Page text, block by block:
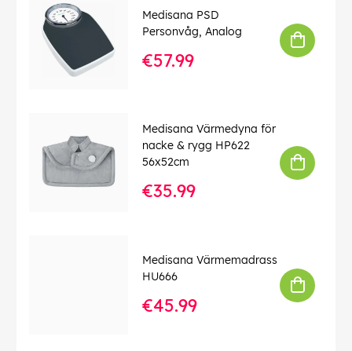
Vikt:Ca 0,185 kg
Kabellängd:60 cm
Certifierad medicinsk utrustning enligt MDD (Medical
Device Directive)
Medisana PSD
Personvåg, Analog
€57.99
Medisana Värmedyna för
nacke & rygg HP622
56x52cm
€35.99
Medisana Värmemadrass
HU666
€45.99